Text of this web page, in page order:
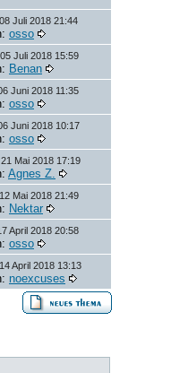
Juli 2018 21:44
osso
Juli 2018 15:59
Benan
Juni 2018 11:35
osso
Juni 2018 10:17
osso
Mai 2018 17:19
Agnes Z.
Mai 2018 21:49
Nektar
April 2018 20:58
osso
April 2018 13:13
noexcuses